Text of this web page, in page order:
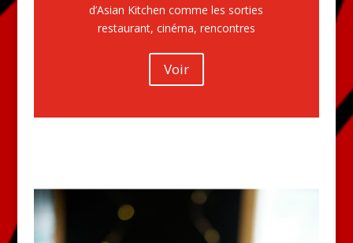
d’Asian Kitchen comme les sorties
restaurant, cinéma, rencontres
Voir